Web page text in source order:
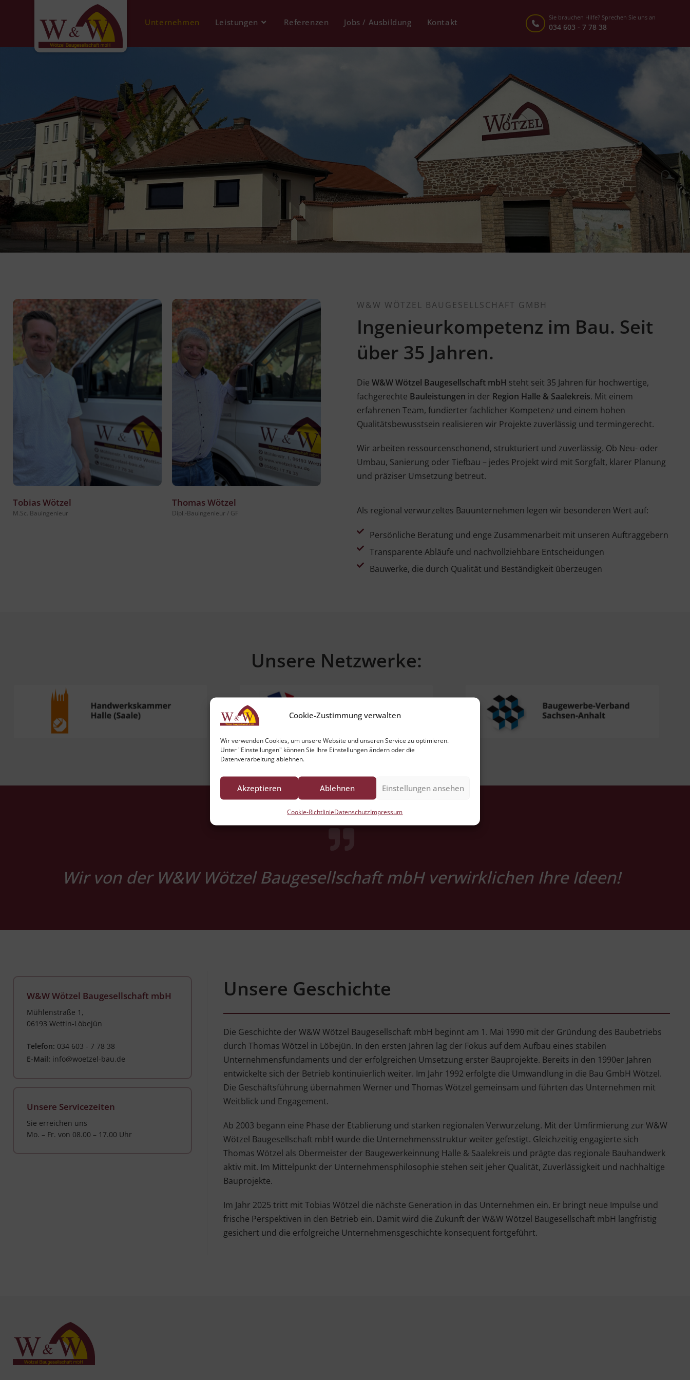
Cookie-Zustimmung verwalten
Wir verwenden Cookies, um unsere Website und unseren Service zu optimieren.
Unter "Einstellungen" können Sie Ihre Einstellungen ändern oder die
Datenverarbeitung ablehnen.
Akzeptieren Ablehnen Einstellungen ansehen
Cookie-RichtlinieDatenschutzImpressum
Sie brauchen Hilfe? Sprechen Sie uns an
034 603 - 7 78 38
Unternehmen Leistungen Referenzen Jobs / Ausbildung Kontakt
Tobias Wötzel
M.Sc. Bauingenieur
Thomas Wötzel
Dipl.-Bauingenieur / GF
W&W WÖTZEL BAUGESELLSCHAFT GMBH
Ingenieurkompetenz im Bau. Seit
über 35 Jahren.
Die W&W Wötzel Baugesellschaft mbH steht seit 35 Jahren für hochwertige,
fachgerechte Bauleistungen in der Region Halle & Saalekreis. Mit einem
erfahrenen Team, fundierter fachlicher Kompetenz und einem hohen
Qualitätsbewusstsein realisieren wir Projekte zuverlässig und termingerecht.
Wir arbeiten ressourcenschonend, strukturiert und zuverlässig. Ob Neu- oder
Umbau, Sanierung oder Tiefbau – jedes Projekt wird mit Sorgfalt, klarer Planung
und präziser Umsetzung betreut.
Als regional verwurzeltes Bauunternehmen legen wir besonderen Wert auf:
Persönliche Beratung und enge Zusammenarbeit mit unseren Auftraggebern
Transparente Abläufe und nachvollziehbare Entscheidungen
Bauwerke, die durch Qualität und Beständigkeit überzeugen
Unsere Netzwerke:
Wir von der W&W Wötzel Baugesellschaft mbH verwirklichen Ihre Ideen!
W&W Wötzel Baugesellschaft mbH
Mühlenstraße 1,
06193 Wettin-Löbejün
Telefon: 034 603 - 7 78 38
E-Mail: info@woetzel-bau.de
Unsere Servicezeiten
Sie erreichen uns
Mo. – Fr. von 08.00 – 17.00 Uhr
Unsere Geschichte
Die Geschichte der W&W Wötzel Baugesellschaft mbH beginnt am 1. Mai 1990 mit der Gründung des Baubetriebs
durch Thomas Wötzel in Löbejün. In den ersten Jahren lag der Fokus auf dem Aufbau eines stabilen
Unternehmensfundaments und der erfolgreichen Umsetzung erster Bauprojekte. Bereits in den 1990er Jahren
entwickelte sich der Betrieb kontinuierlich weiter. Im Jahr 1992 erfolgte die Umwandlung in die Bau GmbH Wötzel.
Die Geschäftsführung übernahmen Werner und Thomas Wötzel gemeinsam und führten das Unternehmen mit
Weitblick und Engagement.
Ab 2003 begann eine Phase der Etablierung und starken regionalen Verwurzelung. Mit der Umfirmierung zur W&W
Wötzel Baugesellschaft mbH wurde die Unternehmensstruktur weiter gefestigt. Gleichzeitig engagierte sich
Thomas Wötzel als Obermeister der Baugewerkeinnung Halle & Saalekreis und prägte das regionale Bauhandwerk
aktiv mit. Im Mittelpunkt der Unternehmensphilosophie stehen seit jeher Qualität, Zuverlässigkeit und nachhaltige
Bauprojekte.
Im Jahr 2025 tritt mit Tobias Wötzel die nächste Generation in das Unternehmen ein. Er bringt neue Impulse und
frische Perspektiven in den Betrieb ein. Damit wird die Zukunft der W&W Wötzel Baugesellschaft mbH langfristig
gesichert und die erfolgreiche Unternehmensgeschichte konsequent fortgeführt.